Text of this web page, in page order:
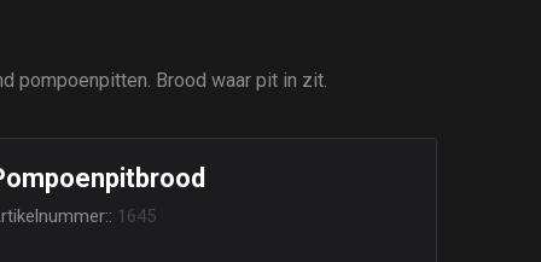
pompoenpitten. Brood waar pit in zit.
1645